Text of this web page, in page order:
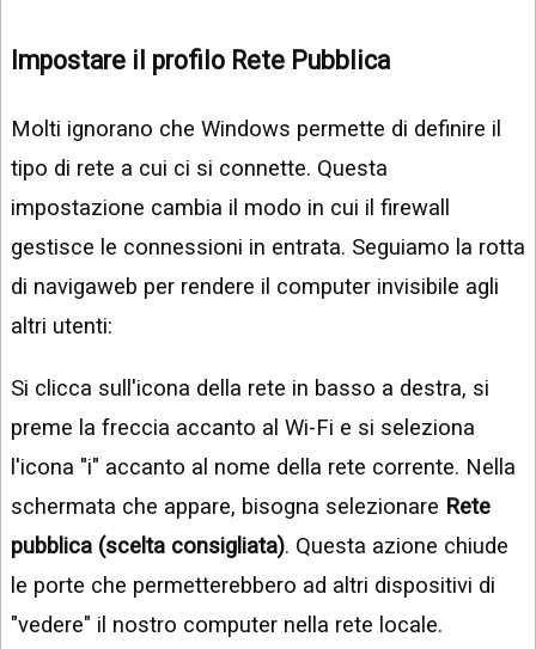
Impostare il profilo Rete Pubblica
Molti ignorano che Windows permette di definire il
tipo di rete a cui ci si connette. Questa
impostazione cambia il modo in cui il firewall
gestisce le connessioni in entrata. Seguiamo la rotta
di navigaweb per rendere il computer invisibile agli
altri utenti:
Si clicca sull'icona della rete in basso a destra, si
preme la freccia accanto al Wi-Fi e si seleziona
l'icona "i" accanto al nome della rete corrente. Nella
schermata che appare, bisogna selezionare Rete
pubblica (scelta consigliata). Questa azione chiude
le porte che permetterebbero ad altri dispositivi di
"vedere" il nostro computer nella rete locale.